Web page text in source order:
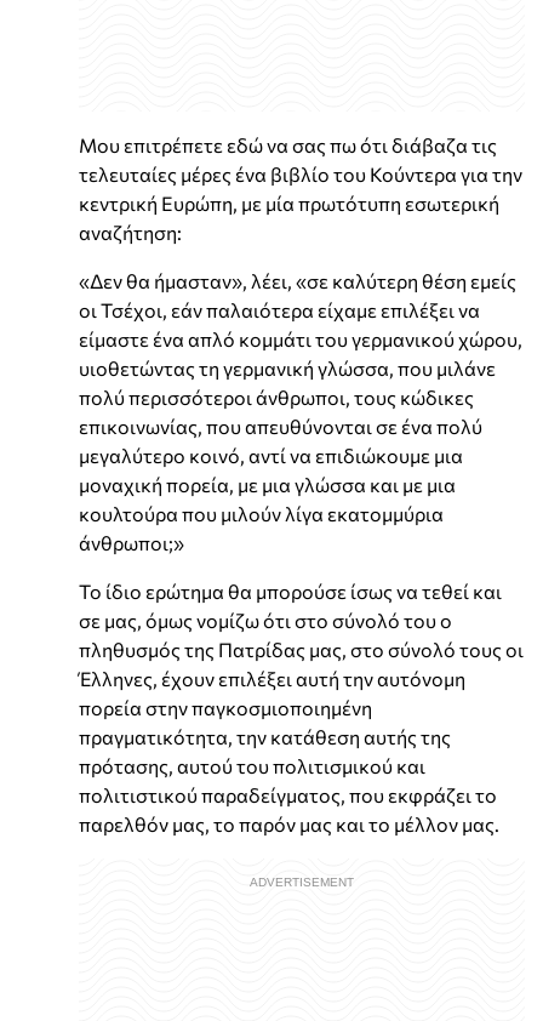
Μου επιτρέπετε εδώ να σας πω ότι διάβαζα τις
τελευταίες μέρες ένα βιβλίο του Κούντερα για την
κεντρική Ευρώπη, με μία πρωτότυπη εσωτερική
αναζήτηση:
«Δεν θα ήμασταν», λέει, «σε καλύτερη θέση εμείς
οι Τσέχοι, εάν παλαιότερα είχαμε επιλέξει να
είμαστε ένα απλό κομμάτι του γερμανικού χώρου,
υιοθετώντας τη γερμανική γλώσσα, που μιλάνε
πολύ περισσότεροι άνθρωποι, τους κώδικες
επικοινωνίας, που απευθύνονται σε ένα πολύ
μεγαλύτερο κοινό, αντί να επιδιώκουμε μια
μοναχική πορεία, με μια γλώσσα και με μια
κουλτούρα που μιλούν λίγα εκατομμύρια
άνθρωποι;»
Το ίδιο ερώτημα θα μπορούσε ίσως να τεθεί και
σε μας, όμως νομίζω ότι στο σύνολό του ο
πληθυσμός της Πατρίδας μας, στο σύνολό τους οι
Έλληνες, έχουν επιλέξει αυτή την αυτόνομη
πορεία στην παγκοσμιοποιημένη
πραγματικότητα, την κατάθεση αυτής της
πρότασης, αυτού του πολιτισμικού και
πολιτιστικού παραδείγματος, που εκφράζει το
παρελθόν μας, το παρόν μας και το μέλλον μας.